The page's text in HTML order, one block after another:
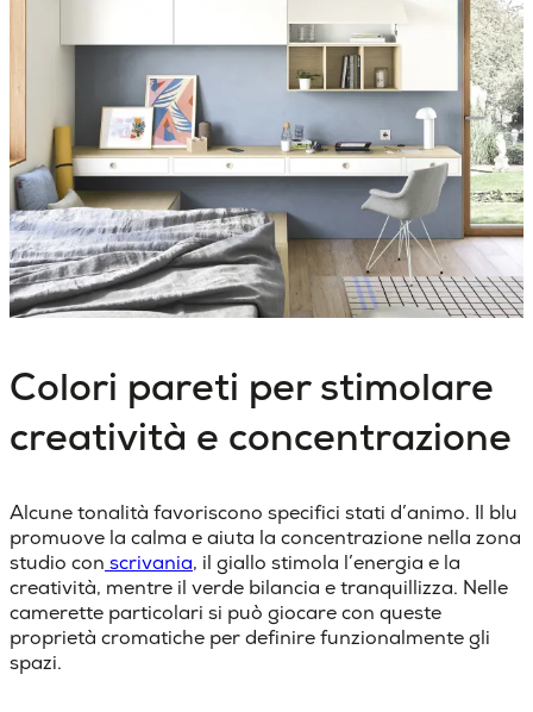
Colori pareti per stimolare
creatività e concentrazione
Alcune tonalità favoriscono specifici stati d’animo. Il blu
promuove la calma e aiuta la concentrazione nella zona
studio con scrivania, il giallo stimola l’energia e la
creatività, mentre il verde bilancia e tranquillizza. Nelle
camerette particolari si può giocare con queste
proprietà cromatiche per definire funzionalmente gli
spazi.